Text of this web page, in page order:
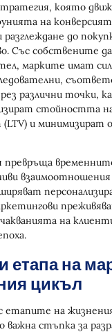
Кампания на Sierra
Персонализирани
в маркетинга
на
екипи
и таргетиране
на съдържание,
на напреднали
която
на
до
Със собствените
марките имат
различни точки,
стойността
и минимизират
превръща
взаимоотношения
на
етапа на
цикъл
на
важна стъпка за